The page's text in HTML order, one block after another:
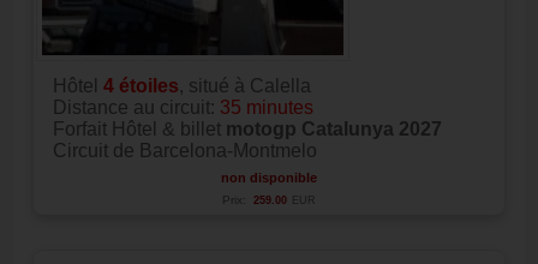
Hôtel 4 étoiles, situé à Calella
Distance au circuit: 35 minutes
Forfait Hôtel & billet motogp Catalunya 2027
Circuit de Barcelona-Montmelo
non disponible
Prix: 259.00 EUR